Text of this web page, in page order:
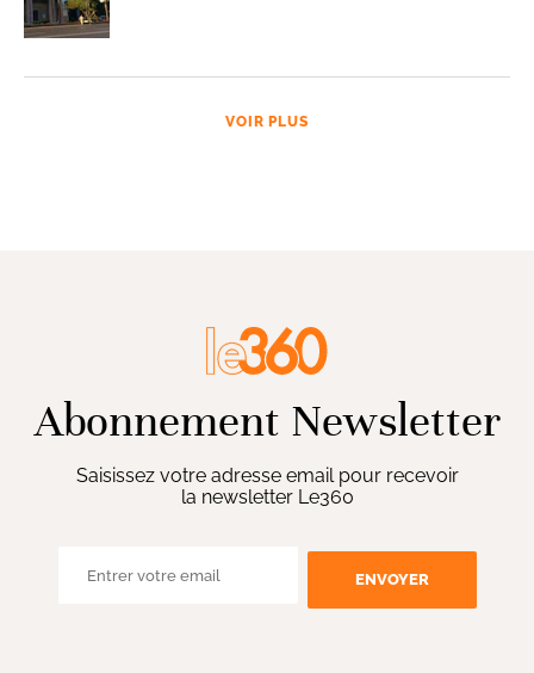
VOIR PLUS
Abonnement Newsletter
Saisissez votre adresse email pour recevoir
la newsletter Le360
ENVOYER